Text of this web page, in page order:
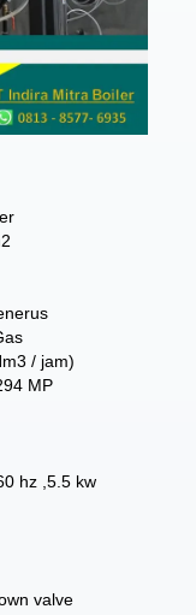
/ jam)
MP
hz ,5.5 kw
valve